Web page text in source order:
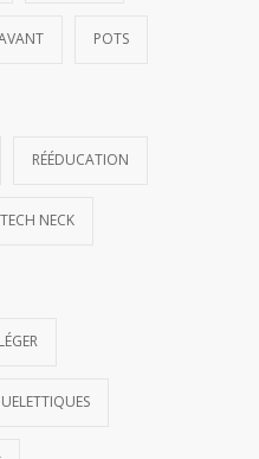
POTS
RÉÉDUCATION
TECH NECK